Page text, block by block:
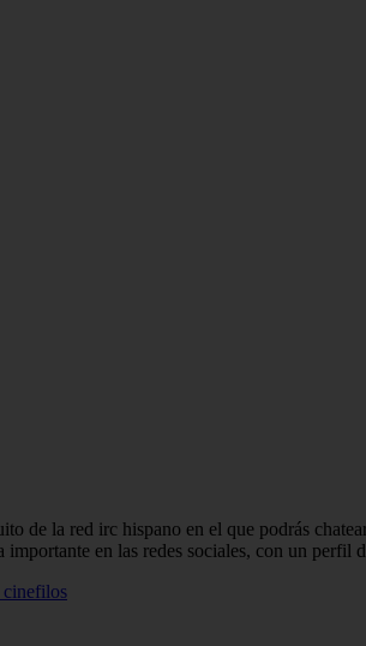
de la red irc hispano en el que podrás
importante en las redes sociales, con un
cinefilos